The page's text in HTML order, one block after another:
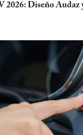
2026: Diseño Audaz